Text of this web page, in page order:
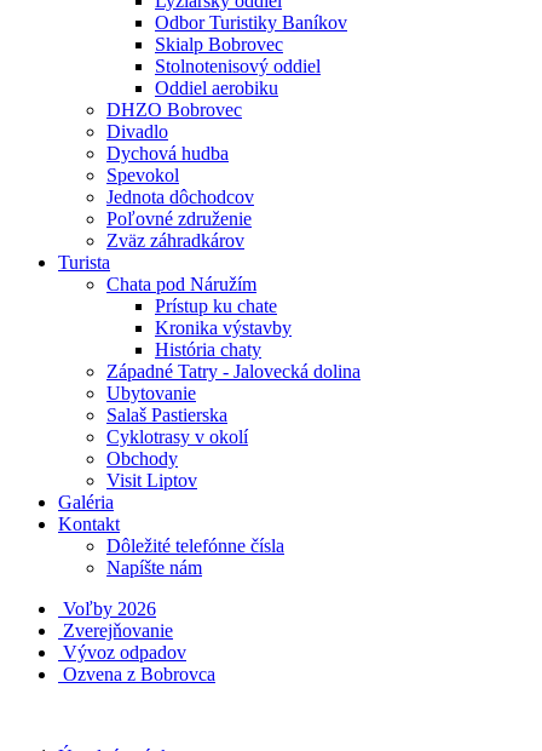
Odbor Turistiky Baníkov
Skialp Bobrovec
Stolnotenisový oddiel
Oddiel aerobiku
DHZO Bobrovec
Divadlo
Dychová hudba
Spevokol
Jednota dôchodcov
Poľovné združenie
Zväz záhradkárov
Turista
Chata pod Náružím
Prístup ku chate
Kronika výstavby
História chaty
Západné Tatry - Jalovecká dolina
Ubytovanie
Salaš Pastierska
Cyklotrasy v okolí
Obchody
Visit Liptov
Galéria
Kontakt
Dôležité telefónne čísla
Napíšte nám
Voľby 2026
Zverejňovanie
Vývoz odpadov
Ozvena z Bobrovca